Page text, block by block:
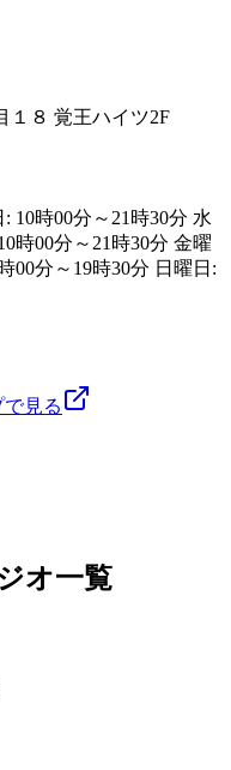
１８ 覚王ハイツ2F
10時00分～21時30分 水
時00分～21時30分 金曜
00分～19時30分 日曜日:
で見る
オ一覧